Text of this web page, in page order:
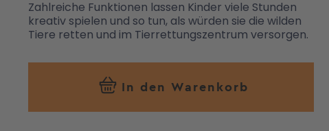
Zahlreiche Funktionen lassen Kinder viele Stunden
kreativ spielen und so tun, als würden sie die wilden
Tiere retten und im Tierrettungszentrum versorgen.
In den Warenkorb